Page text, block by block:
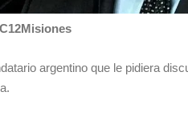
argentino que le pidiera